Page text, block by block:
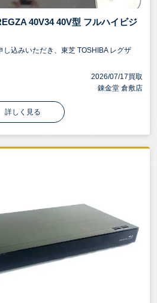
40V34 40V型 フルハイビジ
込みいただき、東芝 TOSHIBA レグザ
2026/07/17買取
錬金堂 倉敷店
詳しく見る